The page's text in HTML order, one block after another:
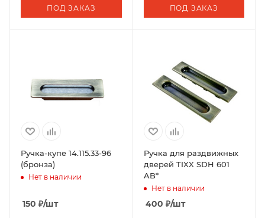
ПОД ЗАКАЗ ПОД ЗАКАЗ
Ручка-купе 14.115.33-96
(бронза)
Нет в наличии
150 ₽/шт
Ручка для раздвижных
дверей TIXX SDH 601
AB*
Нет в наличии
400 ₽/шт